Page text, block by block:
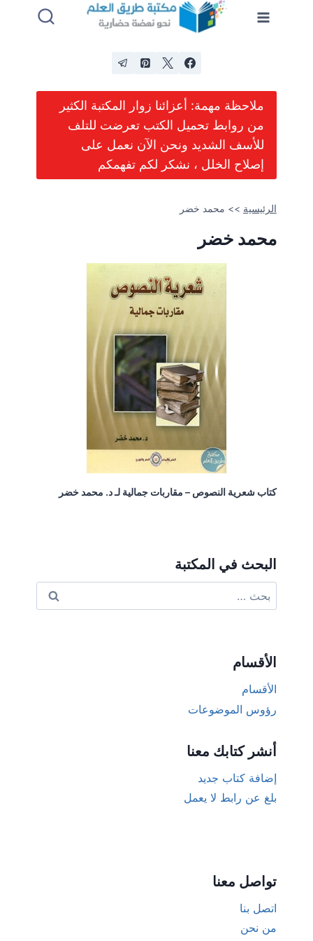
ملاحظة مهمة: أعزائنا زوار المكتبة الكثير
من روابط تحميل الكتب تعرضت للتلف
للأسف الشديد ونحن الآن نعمل على
إصلاح الخلل ، نشكر لكم تفهمكم
الرئيسية >> محمد خضر
محمد خضر
كتاب شعرية النصوص – مقاربات جمالية لـ د. محمد خضر
البحث في المكتبة
عن:
الأقسام
الأقسام
رؤوس الموضوعات
أنشر كتابك معنا
إضافة كتاب جديد
بلغ عن رابط لا يعمل
تواصل معنا
اتصل بنا
من نحن